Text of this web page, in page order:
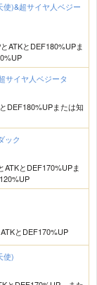
使)&超サイヤ人ベジー
ATKとDEF180%UPま
サイヤ人ベジータ
DEF180%UPまたは知
ック
ATKとDEF170%UPま
とDEF170%UP
使)